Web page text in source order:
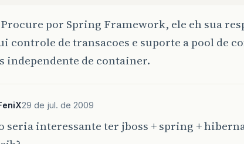
por Spring Framework, ele eh sua
controle de transacoes e suporte a pool de
independente de container.
29 de jul. de 2009
seria interessante ter jboss + spring +